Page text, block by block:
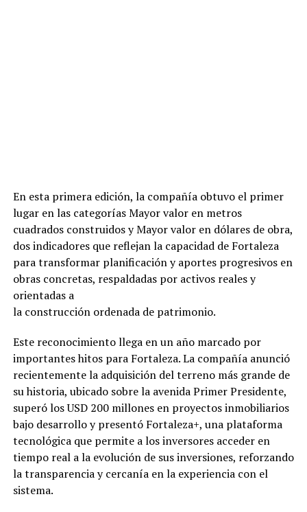
En esta primera edición, la compañía obtuvo el primer
lugar en las categorías Mayor valor en metros
cuadrados construidos y Mayor valor en dólares de obra,
dos indicadores que reflejan la capacidad de Fortaleza
para transformar planificación y aportes progresivos en
obras concretas, respaldadas por activos reales y
orientadas a
la construcción ordenada de patrimonio.
Este reconocimiento llega en un año marcado por
importantes hitos para Fortaleza. La compañía anunció
recientemente la adquisición del terreno más grande de
su historia, ubicado sobre la avenida Primer Presidente,
superó los USD 200 millones en proyectos inmobiliarios
bajo desarrollo y presentó Fortaleza+, una plataforma
tecnológica que permite a los inversores acceder en
tiempo real a la evolución de sus inversiones, reforzando
la transparencia y cercanía en la experiencia con el
sistema.